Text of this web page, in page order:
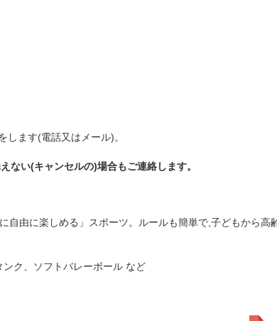
ます(電話又はメール)。
ない(キャンセルの)場合もご連絡します。
自由に楽しめる」スポーツ。ルールも簡単で,子どもから高
ク、ソフトバレーボール など